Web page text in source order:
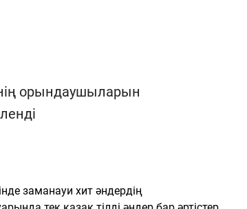
орындаушыларын
заманауи хит әндердің